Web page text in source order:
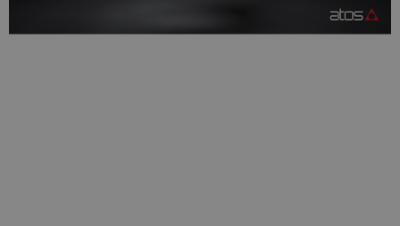
The running selection will be